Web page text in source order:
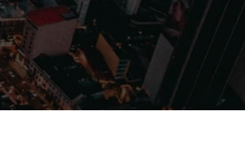
Filmes Séries Música Gênero